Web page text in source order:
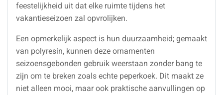
feestelijkheid uit dat elke ruimte tijdens het
vakantieseizoen zal opvrolijken.
Een opmerkelijk aspect is hun duurzaamheid; gemaakt
van polyresin, kunnen deze ornamenten
seizoensgebonden gebruik weerstaan zonder bang te
zijn om te breken zoals echte peperkoek. Dit maakt ze
niet alleen mooi, maar ook praktische aanvullingen op